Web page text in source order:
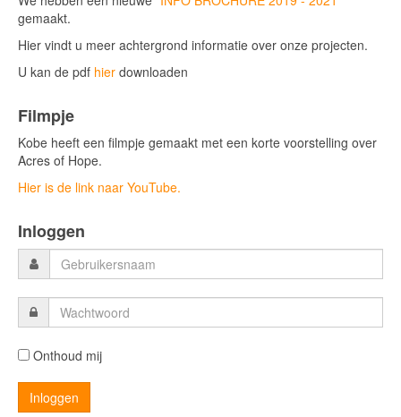
gemaakt.
Hier vindt u meer achtergrond informatie over onze projecten.
U kan de pdf hier downloaden
Filmpje
Kobe heeft een filmpje gemaakt met een korte voorstelling over
Acres of Hope.
Hier is de link naar YouTube.
Inloggen
Onthoud mij